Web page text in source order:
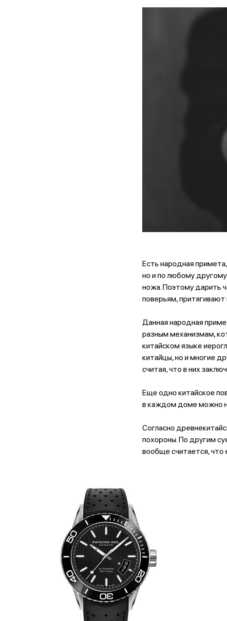
Есть народная
но и по любому
ножа. Поэтому дарить
поверьям,
Данная народная
разным механизмам,
китайском языке
китайцы, но и многие
считая, что в них
Еще одно китайское
в каждом доме можно
Согласно
похороны. По другим
вообще считается, что